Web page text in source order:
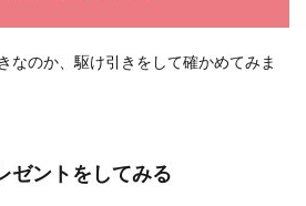
なのか、駆け引きをして確かめてみま
ゼントをしてみる